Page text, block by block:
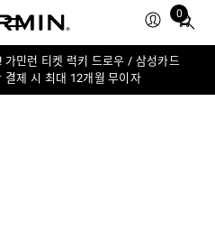
0
Total
in
민런 티켓 럭키 드로우 / 삼성카드
결제 시 최대 12개월 무이자